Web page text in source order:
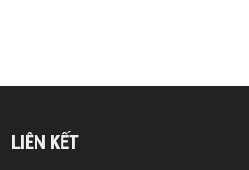
LIÊN KẾT